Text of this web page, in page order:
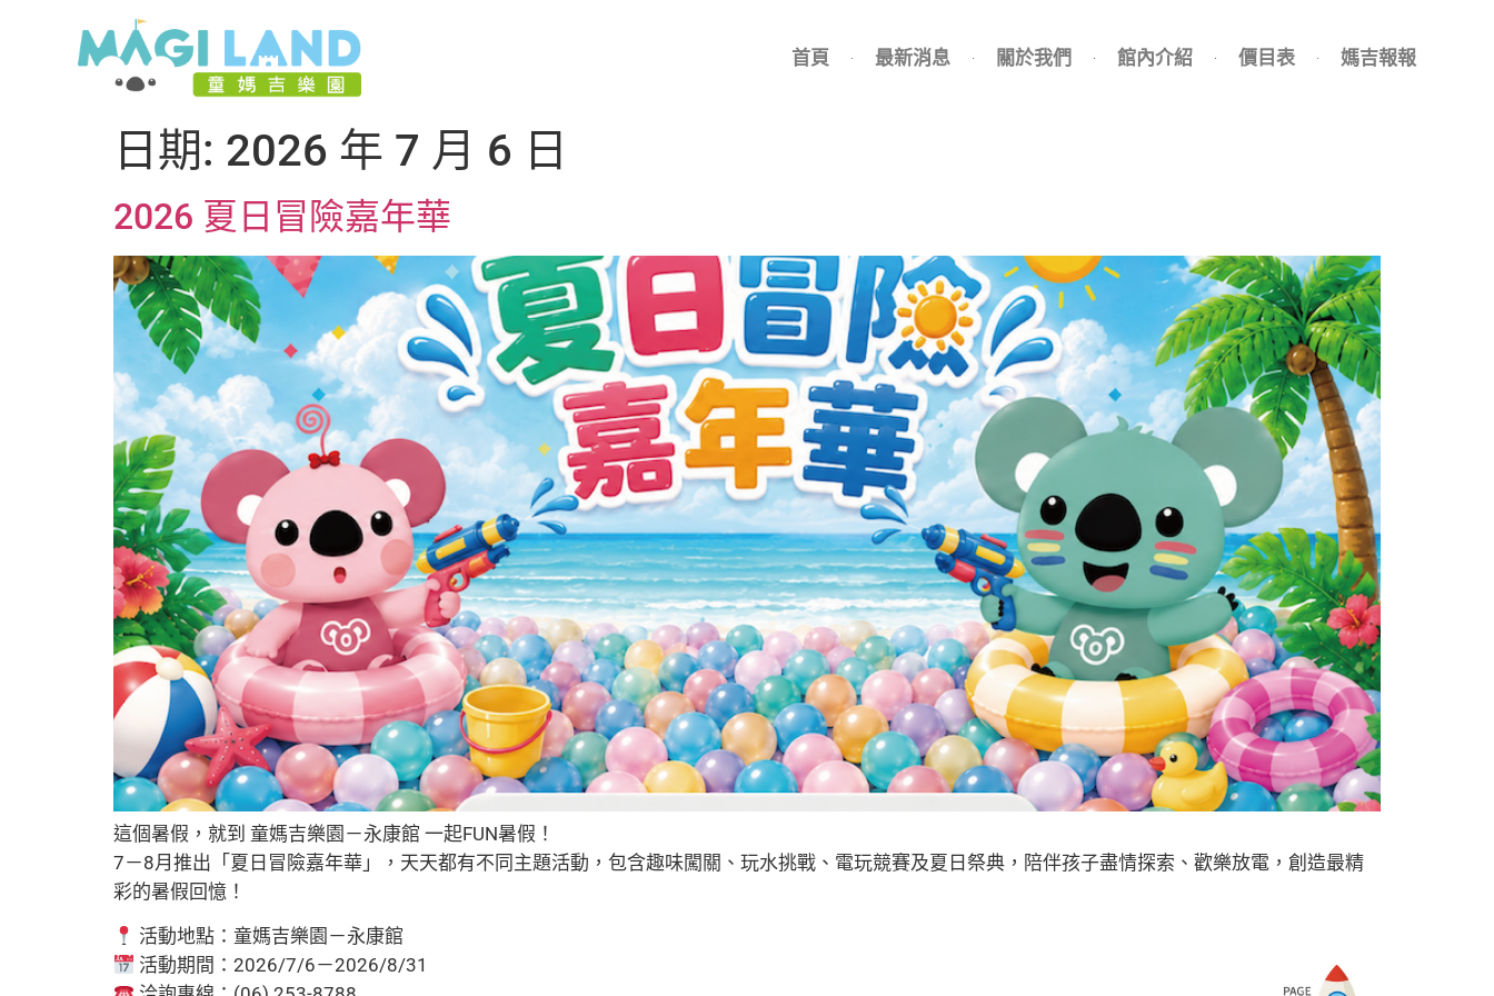
首頁 最新消息 關於我們 館內介紹 價目表 媽吉報報
日期: 2026 年 7 月 6 日
2026 夏日冒險嘉年華
這個暑假，就到 童媽吉樂園－永康館 一起FUN暑假！
7－8月推出「夏日冒險嘉年華」，天天都有不同主題活動，包含趣味闖關、玩水挑戰、電玩競賽及夏日祭典，陪伴孩子盡情探索、歡樂放電，創造最精
彩的暑假回憶！
活動地點：童媽吉樂園－永康館
活動期間：2026/7/6－2026/8/31